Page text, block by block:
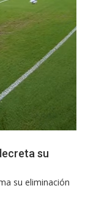
su
su eliminación